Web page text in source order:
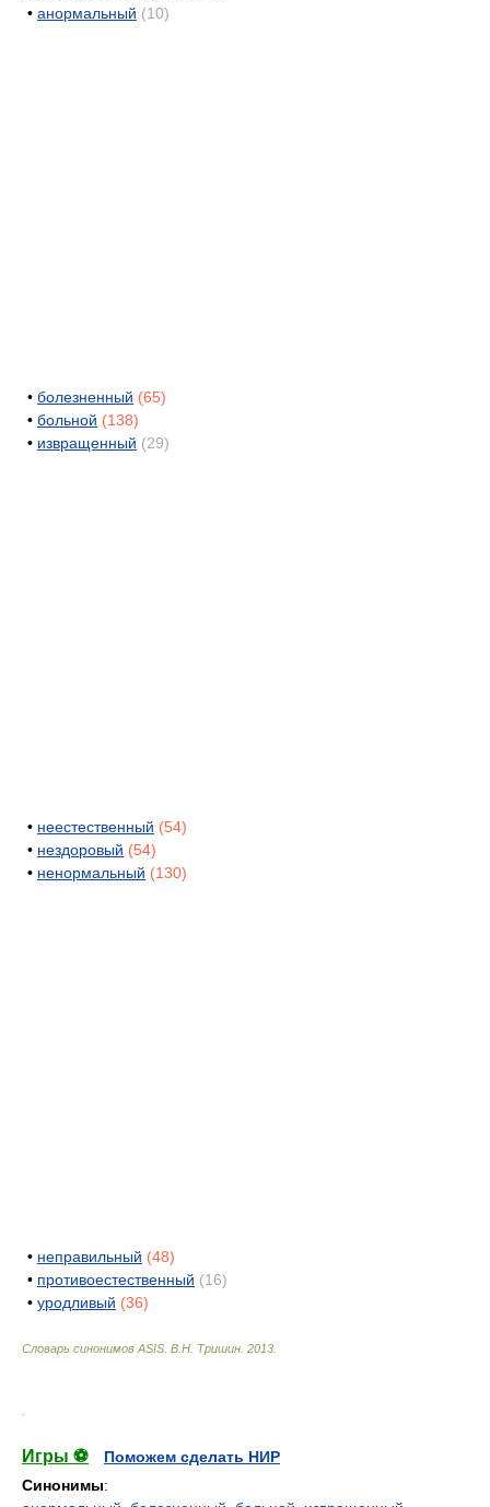
• анормальный (10)
• болезненный (65)
• больной (138)
• извращенный (29)
• неестественный (54)
• нездоровый (54)
• ненормальный (130)
• неправильный (48)
• противоестественный (16)
• уродливый (36)
Словарь синонимов ASIS. В.Н. Тришин 2013
Игры ⚽
Поможем сделать НИР
Синонимы: